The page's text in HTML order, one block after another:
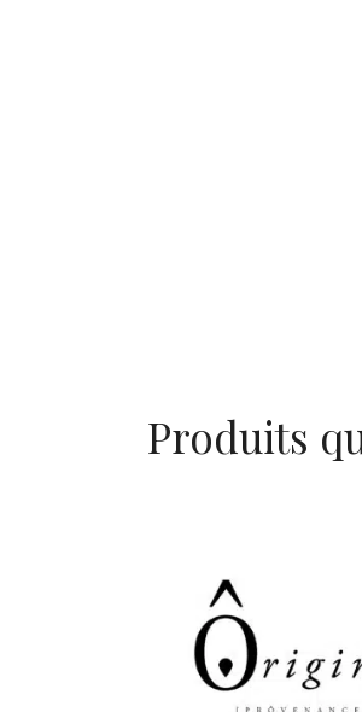
Produits
AJOUTER AU